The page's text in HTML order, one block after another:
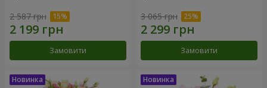
2 587 грн
Замовити
3 065 грн
Замовити